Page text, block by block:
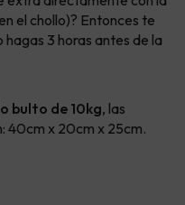
el chollo)? Entonces te
3 horas antes de la
bulto de 10kg, las
40cm x 20cm x 25cm.